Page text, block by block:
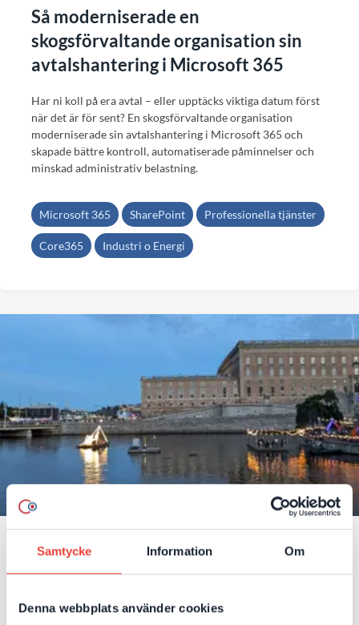
Samtycke Information Om
Denna webbplats använder cookies
Så moderniserade en
skogsförvaltande organisation sin
avtalshantering i Microsoft 365
Har ni koll på era avtal – eller upptäcks viktiga datum först
när det är för sent? En skogsförvaltande organisation
moderniserade sin avtalshantering i Microsoft 365 och
skapade bättre kontroll, automatiserade påminnelser och
minskad administrativ belastning.
Microsoft 365 SharePoint Professionella tjänster
Core365 Industri o Energi
Så samlade ett växande
fastighetsbolag dokument och
samarbete i Microsoft 365